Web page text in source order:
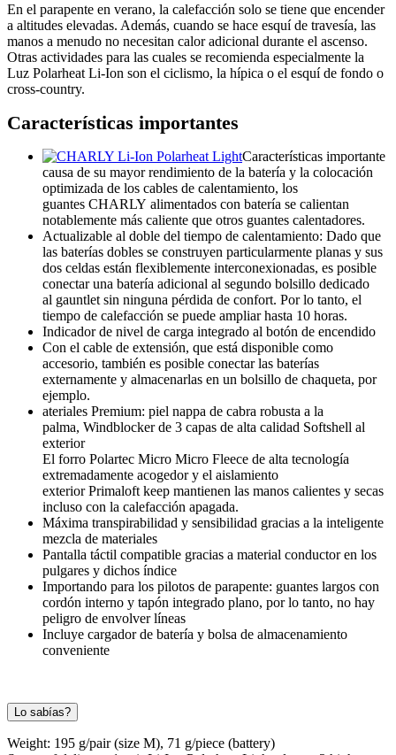
En el parapente en verano, la calefacción solo se tiene que encender
a altitudes elevadas. Además, cuando se hace esquí de travesía, las
manos a menudo no necesitan calor adicional durante el ascenso.
Otras actividades para las cuales se recomienda especialmente la
Luz Polarheat Li-Ion son el ciclismo, la hípica o el esquí de fondo o
cross-country.
Características importantes
Características importante
causa de su mayor rendimiento de la batería y la colocación
optimizada de los cables de calentamiento, los
guantes CHARLY alimentados con batería se calientan
notablemente más caliente que otros guantes calentadores.
Actualizable al doble del tiempo de calentamiento: Dado que
las baterías dobles se construyen particularmente planas y sus
dos celdas están flexiblemente interconexionadas, es posible
conectar una batería adicional al segundo bolsillo dedicado
al gauntlet sin ninguna pérdida de confort. Por lo tanto, el
tiempo de calefacción se puede ampliar hasta 10 horas.
Indicador de nivel de carga integrado al botón de encendido
Con el cable de extensión, que está disponible como
accesorio, también es posible conectar las baterías
externamente y almacenarlas en un bolsillo de chaqueta, por
ejemplo.
ateriales Premium: piel nappa de cabra robusta a la
palma, Windblocker de 3 capas de alta calidad Softshell al
exterior
El forro Polartec Micro Micro Fleece de alta tecnología
extremadamente acogedor y el aislamiento
exterior Primaloft keep mantienen las manos calientes y secas
incluso con la calefacción apagada.
Máxima transpirabilidad y sensibilidad gracias a la inteligente
mezcla de materiales
Pantalla táctil compatible gracias a material conductor en los
pulgares y dichos índice
Importando para los pilotos de parapente: guantes largos con
cordón interno y tapón integrado plano, por lo tanto, no hay
peligro de envolver líneas
Incluye cargador de batería y bolsa de almacenamiento
conveniente
Lo sabías?
Weight: 195 g/pair (size M), 71 g/piece (battery)